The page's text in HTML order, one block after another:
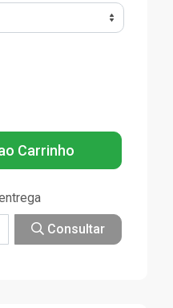
Carrinho
Consultar